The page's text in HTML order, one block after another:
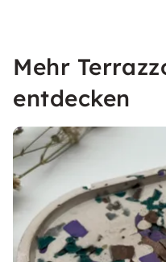
Mehr
entdecken